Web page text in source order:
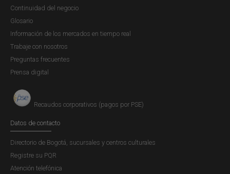
Continuidad del negocio
Glosario
Información de los mercados en tiempo real
Trabaje con nosotros
Preguntas frecuentes
Prensa digital
Recaudos corporativos (pagos por PSE)
Datos de contacto
Directorio de Bogotá, sucursales y centros culturales
Registre su PQR
Atención telefónica